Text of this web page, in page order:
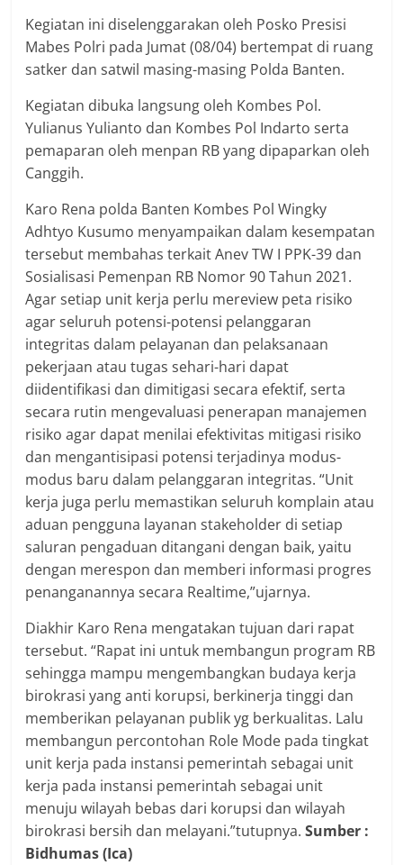
Kegiatan ini diselenggarakan oleh Posko Presisi
Mabes Polri pada Jumat (08/04) bertempat di ruang
satker dan satwil masing-masing Polda Banten.
Kegiatan dibuka langsung oleh Kombes Pol.
Yulianus Yulianto dan Kombes Pol Indarto serta
pemaparan oleh menpan RB yang dipaparkan oleh
Canggih.
Karo Rena polda Banten Kombes Pol Wingky
Adhtyo Kusumo menyampaikan dalam kesempatan
tersebut membahas terkait Anev TW I PPK-39 dan
Sosialisasi Pemenpan RB Nomor 90 Tahun 2021.
Agar setiap unit kerja perlu mereview peta risiko
agar seluruh potensi-potensi pelanggaran
integritas dalam pelayanan dan pelaksanaan
pekerjaan atau tugas sehari-hari dapat
diidentifikasi dan dimitigasi secara efektif, serta
secara rutin mengevaluasi penerapan manajemen
risiko agar dapat menilai efektivitas mitigasi risiko
dan mengantisipasi potensi terjadinya modus-
modus baru dalam pelanggaran integritas. “Unit
kerja juga perlu memastikan seluruh komplain atau
aduan pengguna layanan stakeholder di setiap
saluran pengaduan ditangani dengan baik, yaitu
dengan merespon dan memberi informasi progres
penanganannya secara Realtime,”ujarnya.
Diakhir Karo Rena mengatakan tujuan dari rapat
tersebut. “Rapat ini untuk membangun program RB
sehingga mampu mengembangkan budaya kerja
birokrasi yang anti korupsi, berkinerja tinggi dan
memberikan pelayanan publik yg berkualitas. Lalu
membangun percontohan Role Mode pada tingkat
unit kerja pada instansi pemerintah sebagai unit
kerja pada instansi pemerintah sebagai unit
menuju wilayah bebas dari korupsi dan wilayah
birokrasi bersih dan melayani.”tutupnya.Sumber :
Bidhumas (Ica)